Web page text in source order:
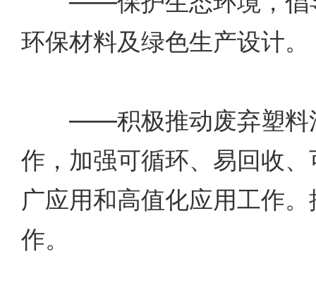
环保材料及绿色生产设计。
——积极推动废弃塑料
作，加强可循环、易回收
广应用和高值化应用工作
作。